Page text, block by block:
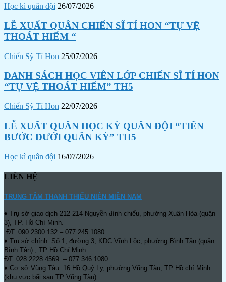
Học kì quân đội 26/07/2026
LỄ XUẤT QUÂN CHIẾN SĨ TÍ HON “TỰ VỆ
THOÁT HIỂM “
Chiến Sỹ Tí Hon 25/07/2026
DANH SÁCH HỌC VIÊN LỚP CHIẾN SĨ TÍ HON
“TỰ VỆ THOÁT HIỂM” TH5
Chiến Sỹ Tí Hon 22/07/2026
LỄ XUẤT QUÂN HỌC KỲ QUÂN ĐỘI “TIẾN
BƯỚC DƯỚI QUÂN KỲ” TH5
Học kì quân đội 16/07/2026
LIÊN HỆ
TRUNG TÂM THANH THIẾU NIÊN MIỀN NAM
♦ Trụ sở giao dịch 212-214 Nguyễn đình chiểu, phường Xuân Hòa (quận
3), TP. Hồ Chí Minh.
ĐT: 090.2300.132 – 077.245.1080
♦ Trụ sở chính: Số 1, đường 3, KDC Vĩnh Lộc, phường Bình Tân (quận
Bình Tân) , TP Hồ Chí Minh.
ĐT: 028.2228.4569 – 077.346.1080
♦ Cơ sở Vũng Tàu: 16 Hồ Quý Ly, phường Vũng Tàu, TP Hồ chí Minh
(khu vực bãi sau TP Vũng Tàu).